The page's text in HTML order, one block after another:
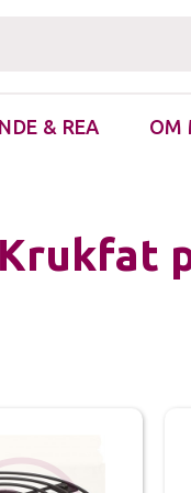
& REA OM
Krukfat